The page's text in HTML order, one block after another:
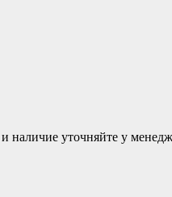
наличие уточняйте у